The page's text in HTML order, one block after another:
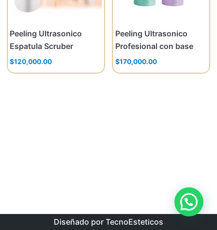
Peeling Ultrasonico
Espatula Scruber
$120,000.00
Peeling Ultrasonico
Profesional con base
$170,000.00
Diseñado por TecnoEsteticos